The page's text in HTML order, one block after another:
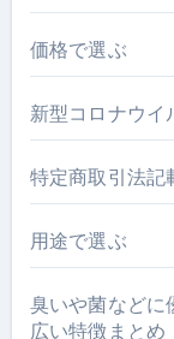
価格で選ぶ
新型コロナウイ
特定商取引法記
用途で選ぶ
臭いや菌などに
広い特徴まとめ